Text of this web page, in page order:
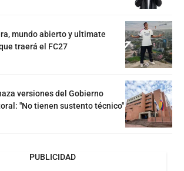
mundo abierto y ultimate
traerá el FC27
versiones del Gobierno
"No tienen sustento técnico"
PUBLICIDAD